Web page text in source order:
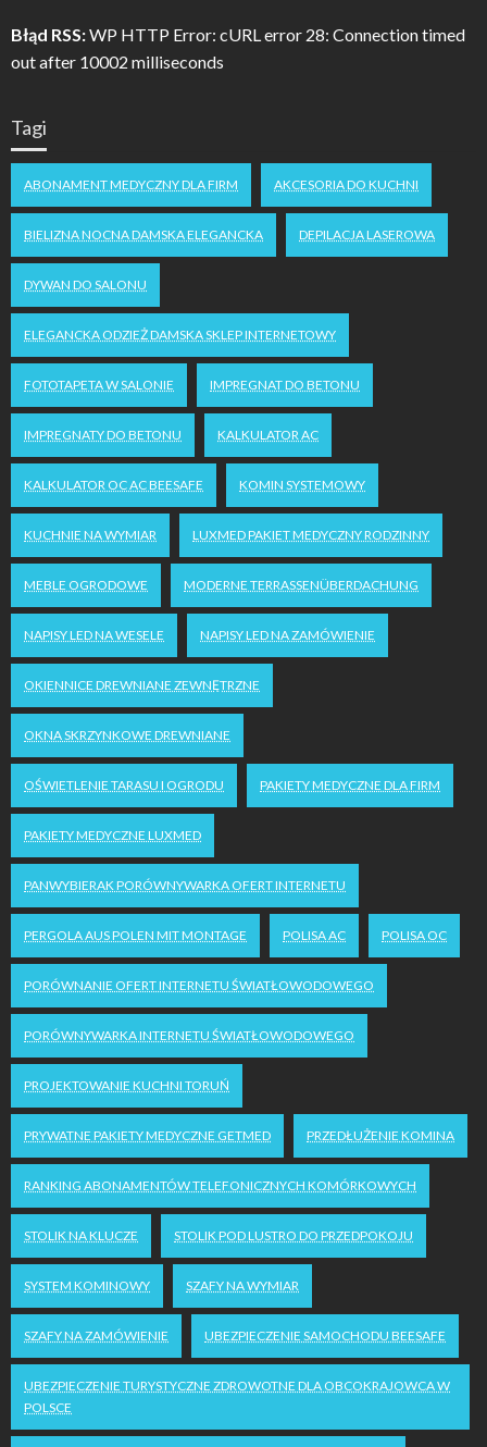
Błąd RSS:WP HTTP Error: cURL error 28: Connection timed
out after 10002 milliseconds
Tagi
ABONAMENT MEDYCZNY DLA FIRM AKCESORIA DO KUCHNI
BIELIZNA NOCNA DAMSKA ELEGANCKA DEPILACJA LASEROWA
DYWAN DO SALONU
ELEGANCKA ODZIEŻ DAMSKA SKLEP INTERNETOWY
FOTOTAPETA W SALONIE IMPREGNAT DO BETONU
IMPREGNATY DO BETONU KALKULATOR AC
KALKULATOR OC AC BEESAFE KOMIN SYSTEMOWY
KUCHNIE NA WYMIAR LUXMED PAKIET MEDYCZNY RODZINNY
MEBLE OGRODOWE MODERNE TERRASSENÜBERDACHUNG
NAPISY LED NA WESELE NAPISY LED NA ZAMÓWIENIE
OKIENNICE DREWNIANE ZEWNĘTRZNE
OKNA SKRZYNKOWE DREWNIANE
OŚWIETLENIE TARASU I OGRODU PAKIETY MEDYCZNE DLA FIRM
PAKIETY MEDYCZNE LUXMED
PANWYBIERAK PORÓWNYWARKA OFERT INTERNETU
PERGOLA AUS POLEN MIT MONTAGE POLISA AC POLISA OC
PORÓWNANIE OFERT INTERNETU ŚWIATŁOWODOWEGO
PORÓWNYWARKA INTERNETU ŚWIATŁOWODOWEGO
PROJEKTOWANIE KUCHNI TORUŃ
PRYWATNE PAKIETY MEDYCZNE GETMED PRZEDŁUŻENIE KOMINA
RANKING ABONAMENTÓW TELEFONICZNYCH KOMÓRKOWYCH
STOLIK NA KLUCZE STOLIK POD LUSTRO DO PRZEDPOKOJU
SYSTEM KOMINOWY SZAFY NA WYMIAR
SZAFY NA ZAMÓWIENIE UBEZPIECZENIE SAMOCHODU BEESAFE
UBEZPIECZENIE TURYSTYCZNE ZDROWOTNE DLA OBCOKRAJOWCA W
POLSCE